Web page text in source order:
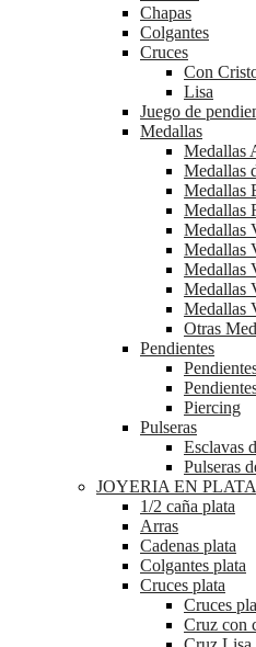
Chapas
Colgantes
Cruces
Con
Lisa
Juego de
Medallas
Medallas
Medallas
Medallas
Medallas
Medallas
Medallas
Medallas
Medallas
Medallas
Otras
Pendientes
Piercing
Pulseras
Esclavas
Pulseras
JOYERIA EN PLATA
1/2 caña plata
Arras
Cadenas plata
Colgantes plata
Cruces plata
Cruces
Cruz con